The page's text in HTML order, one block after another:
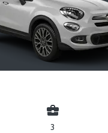
business_center
3